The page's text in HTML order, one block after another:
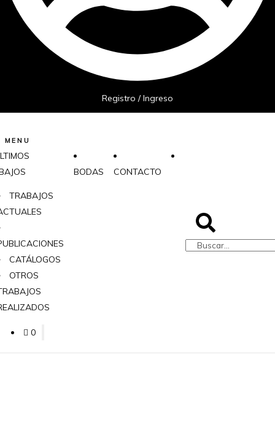
Registro / Ingreso
MENU
TRABAJOS
CATÁLOGOS
OTROS
BODAS CONTACTO
0